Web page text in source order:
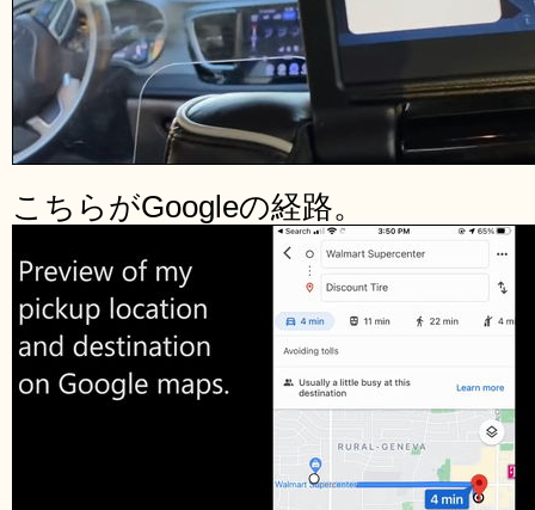
こちらがGoogleの経路。